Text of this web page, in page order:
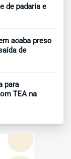
de padaria e
acaba preso
de
para
TEA na